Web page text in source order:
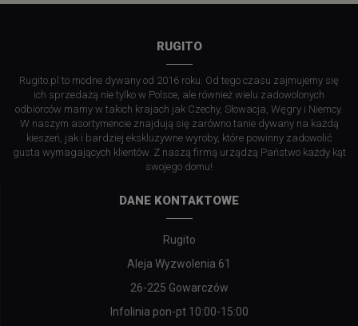
RUGITO
Rugito.pl to modne dywany od 2016 roku. Od tego czasu zajmujemy się
ich sprzedażą nie tylko w Polsce, ale również wielu zadowolonych
odbiorców mamy w takich krajach jak Czechy, Słowacja, Węgry i Niemcy.
W naszym asortymencie znajdują się zarówno tanie dywany na każdą
kieszeń, jak i bardziej ekskluzywne wyroby, które powinny zadowolić
gusta wymagających klientów. Z naszą firmą urządzą Państwo każdy kąt
swojego domu!
DANE KONTAKTOWE
Rugito
Aleja Wyzwolenia 61
26-225 Gowarczów
Infolinia pon-pt 10:00-15:00